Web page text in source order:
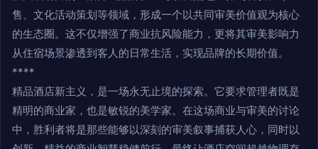
售、文化活动策划等领域，形成一个以共同审美价值观为核心
的生态圈。这不仅增强了商业抗风险能力，更将其审美影响力
从住宿场景渗透到客人的日常生活，实现品牌的长期价值。
****
精品酒店新主义，是一场永无止境的探索。它要求管理者既是
精明的商业家，也是敏锐的美学家。在这场商业与审美的讨论
中，胜利者将是那些能够以深刻的审美叙事捕获人心，同时以